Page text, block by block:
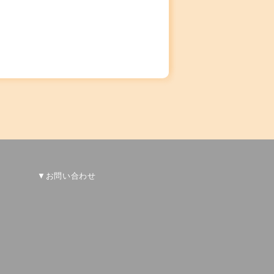
▼お問い合わせ